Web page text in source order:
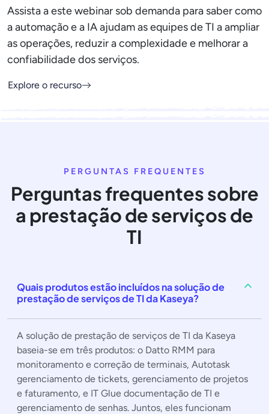
Assista a este webinar sob demanda para saber como
a automação e a IA ajudam as equipes de TI a ampliar
as operações, reduzir a complexidade e melhorar a
confiabilidade dos serviços.
Explore o recurso
PERGUNTAS FREQUENTES
Perguntas frequentes sobre
a prestação de serviços de
TI
Quais produtos estão incluídos na solução de
prestação de serviços de TI da Kaseya?
A solução de prestação de serviços de TI da Kaseya
baseia-se em três produtos: o Datto RMM para
monitoramento e correção de terminais, Autotask
gerenciamento de tickets, gerenciamento de projetos
e faturamento, e IT Glue documentação de TI e
gerenciamento de senhas. Juntos, eles funcionam